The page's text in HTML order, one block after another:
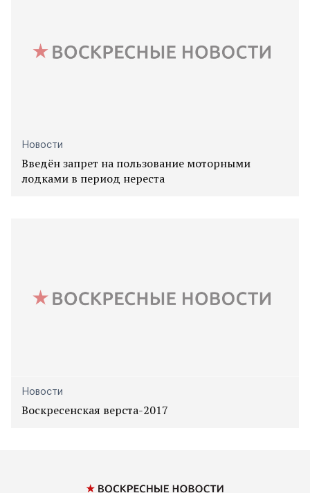
Новости
Введён запрет на пользование моторными
лодками в период нереста
Новости
Воскресенская верста-2017